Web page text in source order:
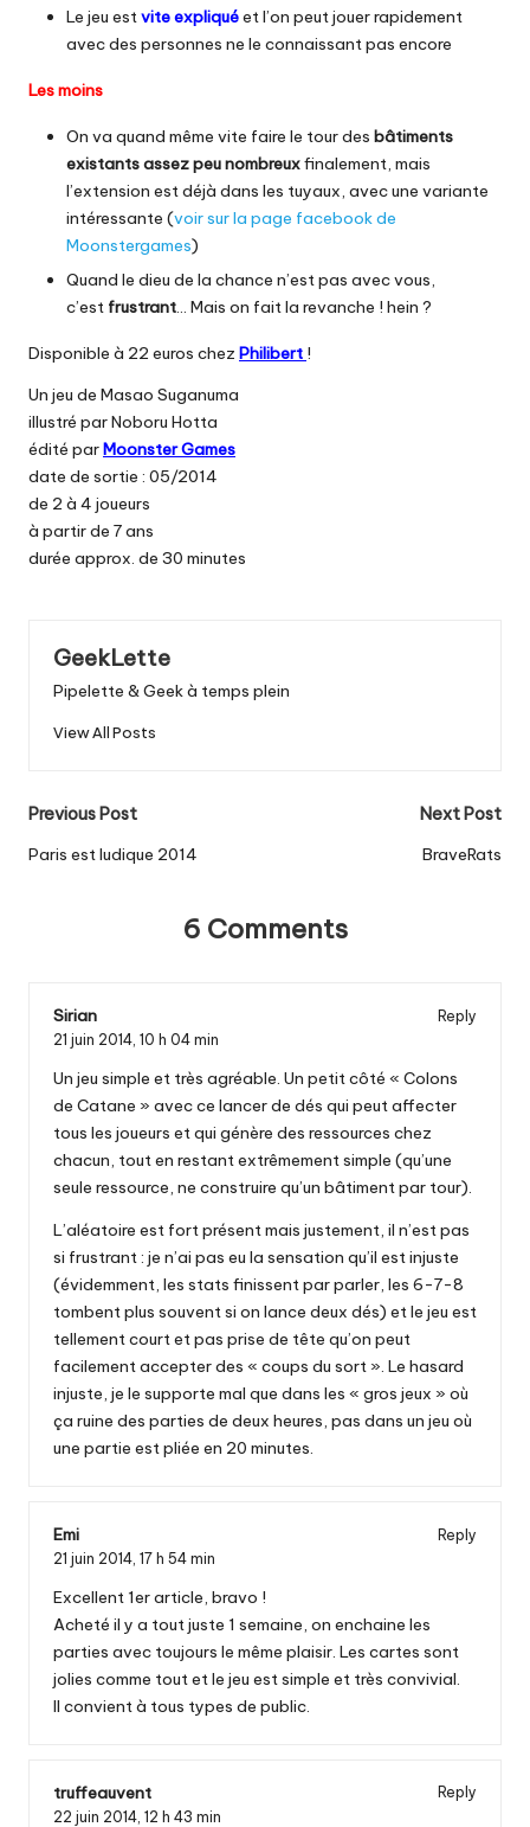
Le jeu estvite expliquéet l’on peut jouer rapidement
avec des personnes ne le connaissant pas encore
Les moins
On va quand même vite faire le tour des bâtiments
existants assez peu nombreuxfinalement, mais
l’extension est déjà dans les tuyaux, avec une variante
intéressante (voir sur la page facebook de
Moonstergames)
Quand le dieu de la chance n’est pas avec vous,
c’est frustrant … Mais on fait la revanche ! hein ?
Disponible à 22 euros chez Philibert !
Un jeu de Masao Suganuma
illustré par Noboru Hotta
édité parMoonster Games
date de sortie : 05/2014
de 2 à 4 joueurs
à partir de 7 ans
durée approx. de 30 minutes
GeekLette
Pipelette & Geek à temps plein
View All Posts
Post
navigation
Previous Post
Paris est ludique 2014
Next Post
BraveRats
6 Comments
Sirian
Reply
21 juin 2014, 10 h 04 min
Un jeu simple et très agréable. Un petit côté « Colons
de Catane » avec ce lancer de dés qui peut affecter
tous les joueurs et qui génère des ressources chez
chacun, tout en restant extrêmement simple (qu’une
seule ressource, ne construire qu’un bâtiment par tour).
L’aléatoire est fort présent mais justement, il n’est pas
si frustrant : je n’ai pas eu la sensation qu’il est injuste
(évidemment, les stats finissent par parler, les 6-7-8
tombent plus souvent si on lance deux dés) et le jeu est
tellement court et pas prise de tête qu’on peut
facilement accepter des « coups du sort ». Le hasard
injuste, je le supporte mal que dans les « gros jeux » où
ça ruine des parties de deux heures, pas dans un jeu où
une partie est pliée en 20 minutes.
Emi
Reply
21 juin 2014, 17 h 54 min
Excellent 1er article, bravo !
Acheté il y a tout juste 1 semaine, on enchaine les
parties avec toujours le même plaisir. Les cartes sont
jolies comme tout et le jeu est simple et très convivial.
Il convient à tous types de public.
truffeauvent
Reply
22 juin 2014, 12 h 43 min